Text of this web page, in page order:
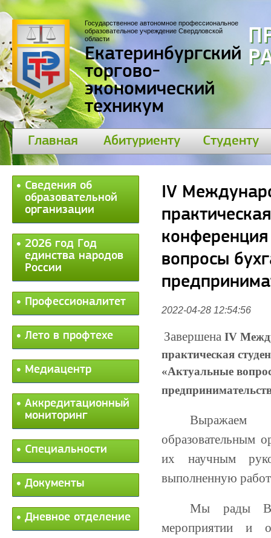
Государственное автономное профессиональное
образовательное учреждение Свердловской
области
Екатеринбургский
торгово-
экономический
техникум
Главная Абитуриенту Студенту
Сведения об
образовательной
организации
2026 год Год
единства народов
России
Профессионалитет
Лето в профтехе
Медиацентр
Аккредитационный
мониторинг
Специальности
Документы
Дневное отделение
IV
вопросы
2022-04-28 12:54:56
Завершена IV
практическая
«Актуальные
Выражаем
образовательным
их научным
выполненную
Мы рады
мероприятии и